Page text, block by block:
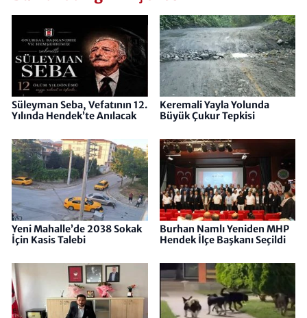
Süleyman Seba, Vefatının 12.
Yılında Hendek’te Anılacak
Keremali Yayla Yolunda
Büyük Çukur Tepkisi
Yeni Mahalle’de 2038 Sokak
İçin Kasis Talebi
Burhan Namlı Yeniden MHP
Hendek İlçe Başkanı Seçildi